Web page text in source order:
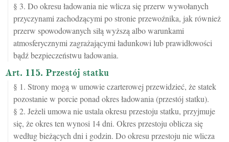
§ 3. Do okresu ładowania nie wlicza się przerw wywołanych
przyczynami zachodzącymi po stronie przewoźnika, jak również
przerw spowodowanych siłą wyższą albo warunkami
atmosferycznymi zagrażającymi ładunkowi lub prawidłowości
bądź bezpieczeństwu ładowania.
Art. 115. Przestój statku
§ 1. Strony mogą w umowie czarterowej przewidzieć, że statek
pozostanie w porcie ponad okres ładowania (przestój statku).
§ 2. Jeżeli umowa nie ustala okresu przestoju statku, przyjmuje
się, że okres ten wynosi 14 dni. Okres przestoju oblicza się
według bieżących dni i godzin. Do okresu przestoju nie wlicza